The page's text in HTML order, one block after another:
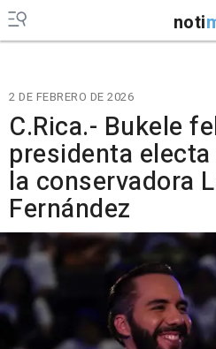
noti
2 DE FEBRERO DE 2026
C.Rica.- Bukele
presidenta
la conservadora
Fernández